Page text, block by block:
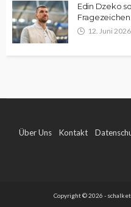
Edin Dzeko
Fragezeichen
12. Juni 2026
Über Uns Kontakt
Copyright © 2026 -